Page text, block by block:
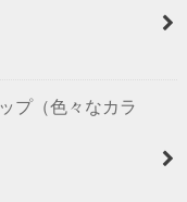
プ（色々なカラ